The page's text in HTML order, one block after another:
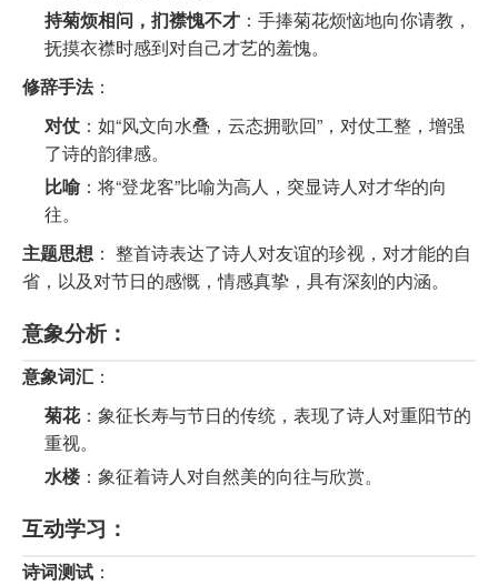
持菊烦相问，扪襟愧不才 ：手捧菊花烦恼地向你请教，
抚摸衣襟时感到对自己才艺的羞愧。
修辞手法：
对仗 ：如“风文向水叠，云态拥歌回”，对仗工整，增强
了诗的韵律感。
比喻：将“登龙客”比喻为高人，突显诗人对才华的向
往。
主题思想 ： 整首诗表达了诗人对友谊的珍视，对才能的自
省，以及对节日的感慨，情感真挚，具有深刻的内涵。
意象分析：
意象词汇 ：
菊花：象征长寿与节日的传统，表现了诗人对重阳节的
重视。
水楼 ：象征着诗人对自然美的向往与欣赏。
互动学习：
诗词测试 ：